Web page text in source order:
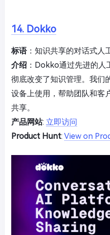
14. Dokko
标语：知识共享的对话式人
介绍 ：Dokko通过先进的人
彻底改变了知识管理。我们
设备上使用，帮助团队和客
共享。
产品网站: 立即访问
Product Hunt: View on